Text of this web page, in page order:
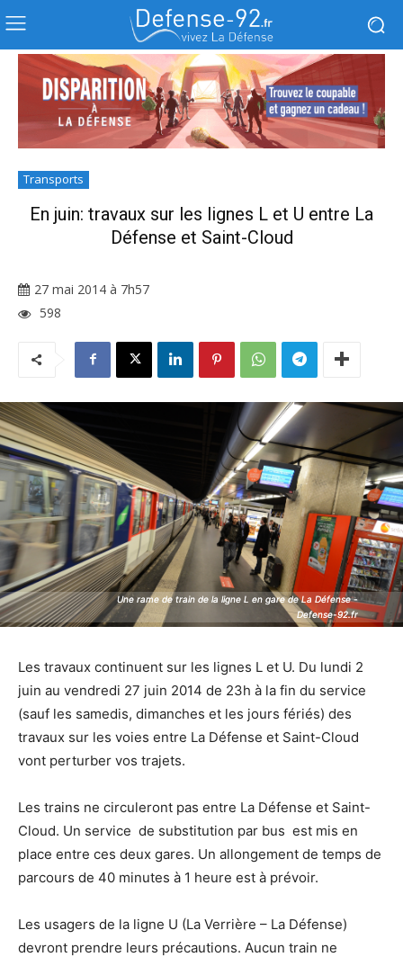
Transports
En juin: travaux sur les lignes L et U entre La
Défense et Saint-Cloud
27 mai 2014 à 7h57
598
Une rame de train de la ligne L en gare de La Défense -
Defense-92.fr
Une rame de train de la ligne L en gare de La Défense -
Defense-92.fr
Les travaux continuent sur les lignes L et U. Du lundi 2
juin au vendredi 27 juin 2014 de 23h à la fin du service
(sauf les samedis, dimanches et les jours fériés) des
travaux sur les voies entre La Défense et Saint-Cloud
vont perturber vos trajets.
Les trains ne circuleront pas entre La Défense et Saint-
Cloud. Un service de substitution par bus est mis en
place entre ces deux gares. Un allongement de temps de
parcours de 40 minutes à 1 heure est à prévoir.
Les usagers de la ligne U (La Verrière – La Défense)
devront prendre leurs précautions. Aucun train ne